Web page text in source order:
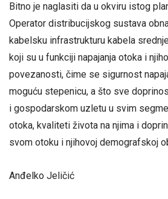
Bitno je naglasiti da u okviru istog
Operator distribucijskog sustava
kabelsku infrastrukturu kabela
koji su u funkciji napajanja otoka i
povezanosti, čime se sigurnost
moguću stepenicu, a što sve
i gospodarskom uzletu u svim
otoka, kvaliteti života na njima i
svom otoku i njihovoj demografskoj
Anđelko Jeličić